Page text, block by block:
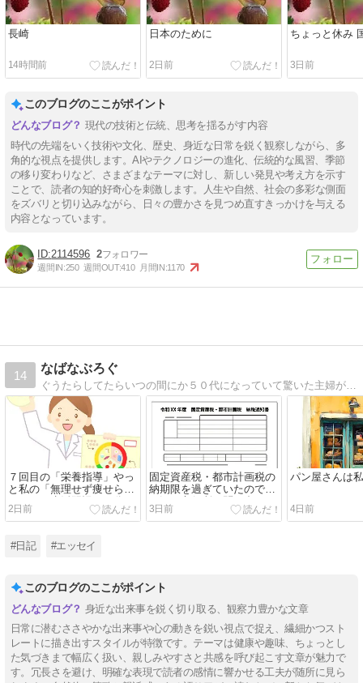
長崎
14時間前
日本のために
2日前
ちょっと休み
3日前
このブログのここがポイント
現代の技術と伝統、思考を揺るがす内容
時代の先端をいく技術や文化、歴史、身近な日常を鋭く観察しながら、多
角的な視点を提供します。AIやテクノロジーの進化、伝統的な風習、季節
の移り変わりなど、さまざまなテーマに対し、新しい発見や考え方を示す
ことで、読者の知的好奇心を刺激します。人生や自然、社会の多彩な側面
をズバリと切り込みながら、日々の豊かさを見つめ直すきっかけを与える
内容となっています。
2114596 2
週間IN:250 週間OUT:410 月間IN:1170
14
なばなぶろぐ
ぐうたらしてたらいつの間にか５０代になっていて驚いた主婦が、あれこれ考えてみたり見直してみる日々の暮らしのブログ
７回目の「栄養指導」やっ
と私の「無理せず痩せられ
るような生活習慣」が分か
ってきたようです
2日前
固定資産税・都市計画税の
納期限を過ぎていたので
（汗）市役所に問い合わせ
しました
3日前
パン屋さんは
4日前
#日記 #エッセイ
このブログのここがポイント
身近な出来事を鋭く切り取る、観察力豊かな文章
日常に潜むささやかな出来事や心の動きを鋭い視点で捉え、繊細かつスト
レートに描き出すスタイルが特徴です。テーマは健康や趣味、ちょっとし
た気づきまで幅広く扱い、親しみやすさと共感を呼び起こす文章が魅力で
す。冗長さを避け、明確な表現で読者の感情に響かせる工夫が随所に見ら